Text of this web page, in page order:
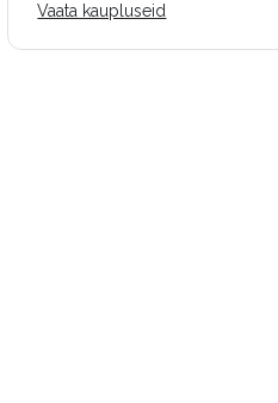
Vaata kaupluseid